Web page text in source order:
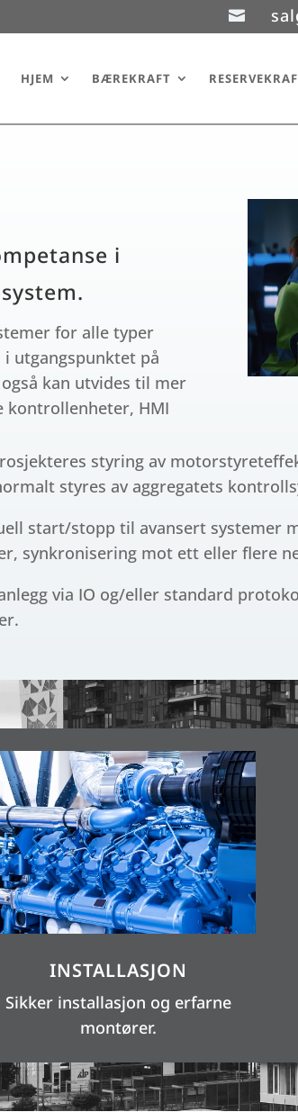

HJEM BÆREKRAFT
i
for alle typer
i utgangspunktet på
kan utvides til mer
kontrollenheter, HMI
styring av
styres av aggregatets
start/stopp til avansert systemer
synkronisering mot ett eller flere
via IO og/eller standard
INSTALLASJON
Sikker installasjon og erfarne
montører.